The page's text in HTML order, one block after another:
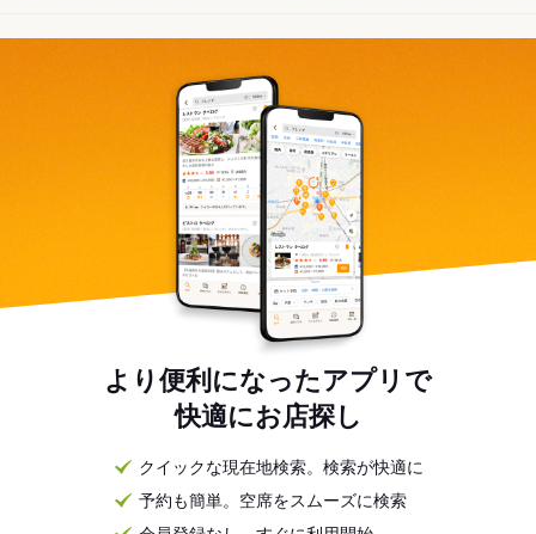
より便利になったアプリで
快適にお店探し
クイックな現在地検索。検索が快適に
予約も簡単。空席をスムーズに検索